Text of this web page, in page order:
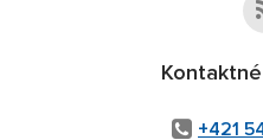
+421